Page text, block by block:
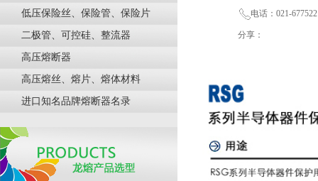
低压保险丝、保险管、保险片
二极管、可控硅、整流器
高压熔断器
高压熔丝、熔片、熔体材料
进口知名品牌熔断器名录
电话：021-
分享：